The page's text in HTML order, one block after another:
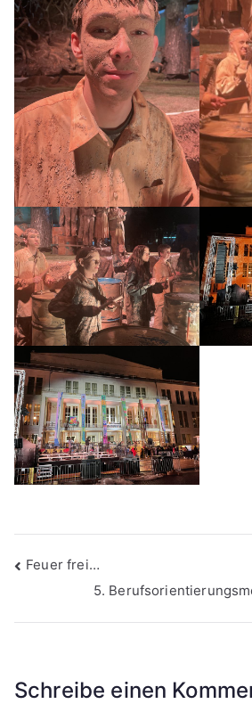
Feuer frei…
5.
Schreibe einen